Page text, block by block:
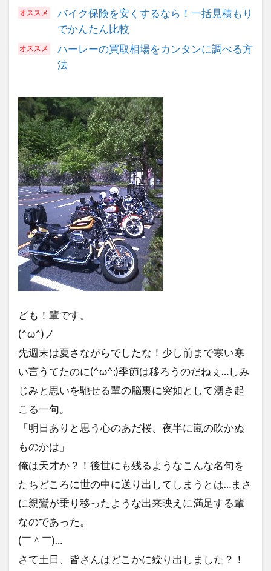
バイク保険を安くするなら！一括見積もり
でかんたん比較
ハーレーの買取相場をカンタンに調べる方
法
ども！輩です。
(^ω^)ノ
先週末は夏さながらでしたな！少し前まで寒い寒
い言うてたのに(^ω^;)季節は移ろうのだねぇ…しみ
じみと思いを馳せる輩の脳裏に突如として湧き起
こる一句。
「明日ありと思う心のあだ桜、夜半に嵐の吹かぬ
ものかは」
俺は天才か？！後世にも残るようなこんな名句を
たちどころに世の中に送り出してしまうとは…まさ
に親鸞が乗り移ったような出来映えに満足する輩
なのであった。
(￣＾￣)…
さて土日、皆さんはどこかに繰り出しました？！